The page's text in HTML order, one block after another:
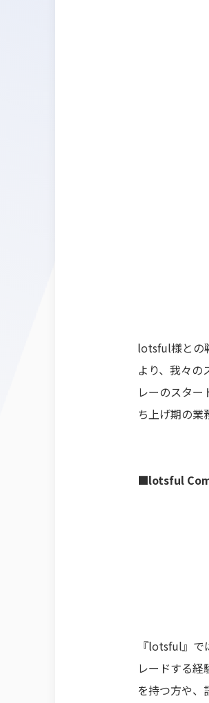
lotsful様との
より、我々の
レーのスタ
ち上げ期の業
■lotsful
『lotsful』
レードする
を持つ方や、